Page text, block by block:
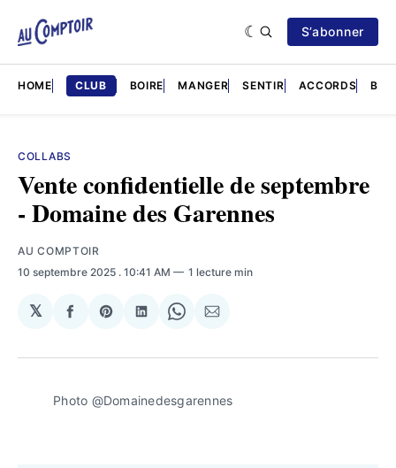
S’abonner
HOME CLUB BOIRE MANGER SENTIR ACCORDS
COLLABS
Vente confidentielle de septembre
- Domaine des Garennes
AU COMPTOIR
10 septembre 2025 . 10:41 AM 1 lecture min
𝕏
Partager
Facebook
Share
Pinterest
Partager
LinkedIn
Share
WhatsApp
Partager
Courriel
Photo @Domainedesgarennes